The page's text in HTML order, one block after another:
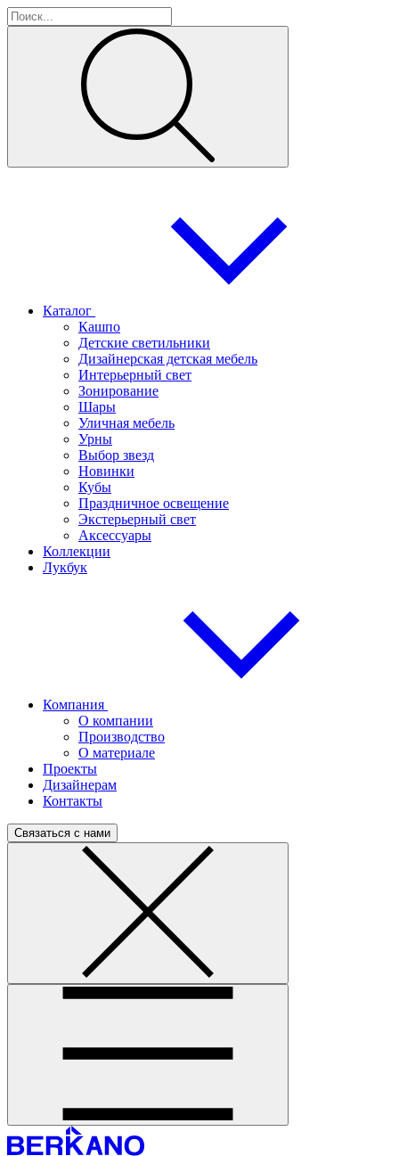
Каталог
Кашпо
Детские светильники
Дизайнерская детская мебель
Интерьерный свет
Зонирование
Шары
Уличная мебель
Урны
Выбор звезд
Новинки
Кубы
Праздничное освещение
Экстерьерный свет
Аксессуары
Коллекции
Лукбук
Компания
О компании
Производство
О материале
Проекты
Дизайнерам
Контакты
Связаться с нами